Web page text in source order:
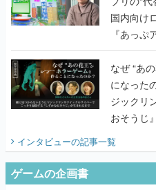
国内向け
『あっ
てみた
なぜ “あ
になったのか？ 敵に見つか
ジックリ
おそうじ
インタビューの記事一覧
ゲームの企画書